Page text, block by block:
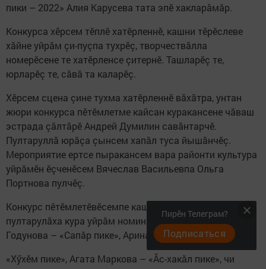
пики – 2022» Алия Карусева тата эпӗ хакларăмăр.
Конкурса хӗрсем тӗплӗ хатӗрленнӗ, кашни тӗрӗслеве
хăйне уйрăм çи-пуçпа тухрӗç, творчествăлла
номерӗсене те хатӗрленсе çитернӗ. Ташларӗç те,
юрларӗç те, сăвă та каларӗç.
Хӗрсем сцена çине тухма хатӗрленнӗ вăхăтра, унтан
жюри конкурса пӗтӗмлетме кайсан куракансене чăваш
эстрада çăлтăрӗ Андрей Думилин савăнтарчӗ.
Пултаруллă юрăçа çынсем хапăл туса йышăнчӗç.
Мероприятие ертсе пыракансем вара районти культура
уйрăмӗн ӗçченӗсем Вячеслав Васильевпа Ольга
Портнова пулчӗç.
Конкурс пӗтӗмлетӗвӗсемпе кашни пике вăл е ку
пултарулăха кура уйрăм номинацие тивӗçрӗ: Алина
Годунова – «Сапăр пике», Арина Токмакова –
«Хӳхӗм пике», Агата Маркова – «Ăс-хакăл пике», чи
Пирӗн Телеграм?
Подписаться